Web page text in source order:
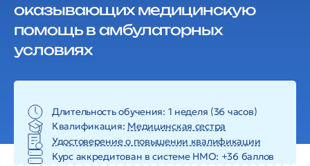
оказывающих медицинскую
помощь в амбулаторных
условиях
Длительность обучения: 1 неделя (36 часов)
Квалификация: Медицинская сестра
Удостоверение о повышении квалификации
Курс аккредитован в системе HMO: +36 баллов